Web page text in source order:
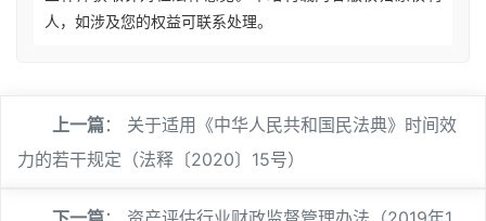
人，如涉及您的权益可联系处理。
上一篇： 关于适用《中华人民共和国民法典》时间效
力的若干规定（法释〔2020〕15号）